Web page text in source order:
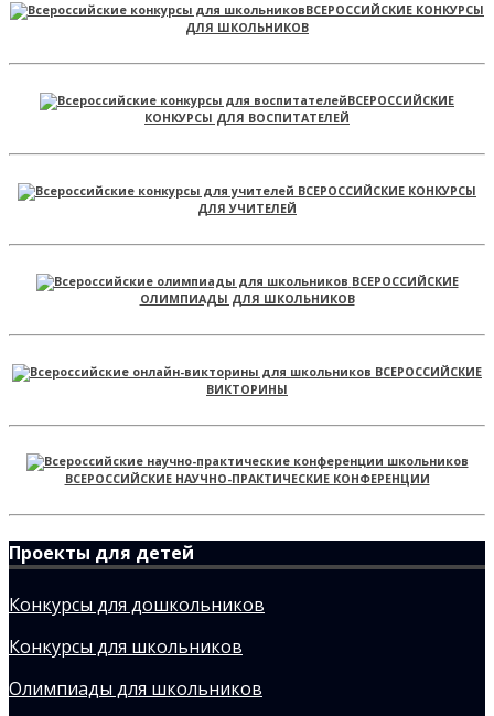
ВСЕРОССИЙСКИЕ КОНКУРСЫ
ДЛЯ ШКОЛЬНИКОВ
ВСЕРОССИЙСКИЕ
КОНКУРСЫ ДЛЯ ВОСПИТАТЕЛЕЙ
ВСЕРОССИЙСКИЕ КОНКУРСЫ
ДЛЯ УЧИТЕЛЕЙ
ВСЕРОССИЙСКИЕ
ОЛИМПИАДЫ ДЛЯ ШКОЛЬНИКОВ
ВСЕРОССИЙСКИЕ
ВИКТОРИНЫ
ВСЕРОССИЙСКИЕ НАУЧНО-ПРАКТИЧЕСКИЕ КОНФЕРЕНЦИИ
Проекты для детей
Конкурсы для дошкольников
Конкурсы для школьников
Олимпиады для школьников